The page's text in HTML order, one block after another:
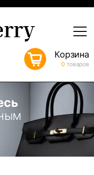
Корзина
0 товаров